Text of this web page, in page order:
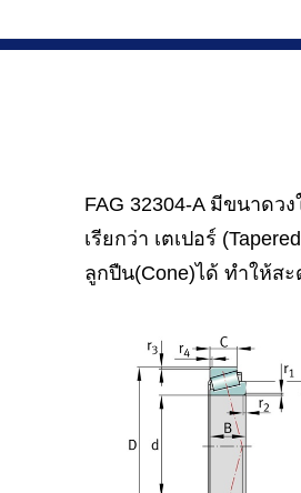
FAG 32304-A มีขนาดว
เรียกว่า เตเปอร์
ลูกปืน(Cone)ได้ ทำให้ส